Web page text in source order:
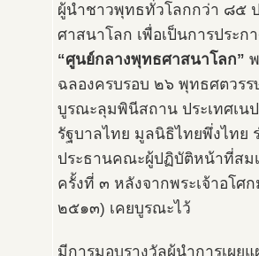
ผู้นำชาวพุทธทั่วโลกกว่า ๘๕
ศาสนาโลก เพื่อเป็นการประก
“ศูนย์กลางพุทธศาสนาโลก”
ฉลองครบรอบ ๒๖ พุทธศตวร
บูรณะลุมพินีสถาน ประเทศเน
รัฐบาลไทย มูลนิธิไทยพึ่งไทย
ประธานคณะผู้ปฏิบัติหน้าที่สม
ครั้งที่ ๓ หลังจากพระเจ้าอโ
๒๕๑๓) เคยบูรณะไว้
มีการมอบรางวัลผู้นำการเผ